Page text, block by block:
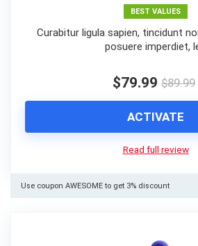
BEST VALUES
Curabitur ligula sapien, tincidunt
posuere imperdiet,
$79.99 $89.99
ACTIVATE
Read full review
Use coupon AWESOME to get 3% discount